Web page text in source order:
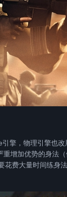
，物理引擎也改
增加优势的身法
费大量时间练身